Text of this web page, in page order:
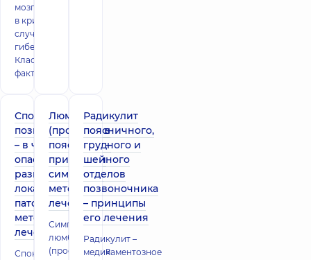
мозговых клеток,
в критичных
случаях – к их
гибели.
Классификация,
факт
Спондилез
позвоночника
– в чем
опасность
разной
локализации
патологии,
методы
лечения
Спондилез
Люмбаго
(прострел в
пояснице) –
причины и
симптомы,
методы
лечения
Симптомы
люмбаго
(прострелов в
Радикулит
поясничного,
грудного и
шейного
отделов
позвоночника
– принципы
его лечения
Радикулит –
медикаментозное